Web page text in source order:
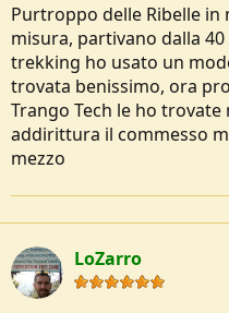
Purtroppo delle Ribelle in
misura, partivano dalla
trekking ho usato un
trovata benissimo, ora
Trango Tech le ho
addirittura il commesso
mezzo
LoZarro